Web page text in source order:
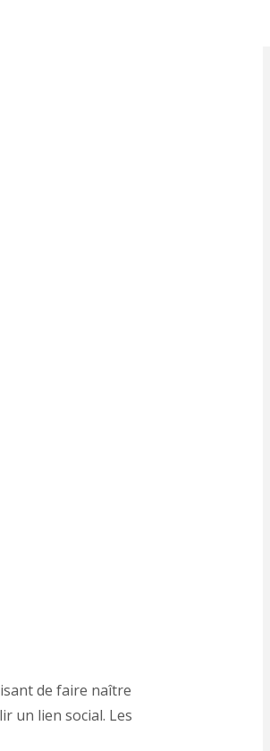
de faire naître
un lien social. Les